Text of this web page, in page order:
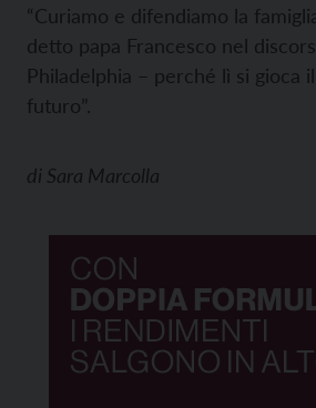
“Curiamo e difendiamo la
detto papa Francesco nel
Philadelphia – perché lì si gioca
futuro”.
di Sara Marcolla